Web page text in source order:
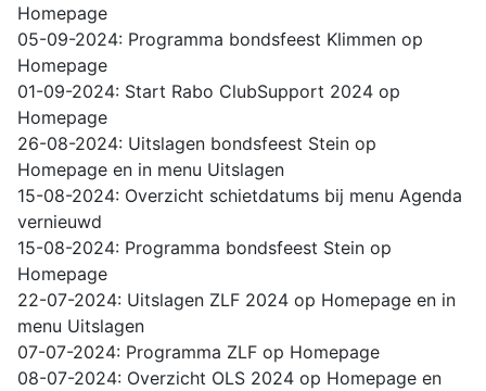
Homepage
05-09-2024: Programma bondsfeest Klimmen op
Homepage
01-09-2024: Start Rabo ClubSupport 2024 op
Homepage
26-08-2024: Uitslagen bondsfeest Stein op
Homepage en in menu Uitslagen
15-08-2024: Overzicht schietdatums bij menu Agenda
vernieuwd
15-08-2024: Programma bondsfeest Stein op
Homepage
22-07-2024: Uitslagen ZLF 2024 op Homepage en in
menu Uitslagen
07-07-2024: Programma ZLF op Homepage
08-07-2024: Overzicht OLS 2024 op Homepage en